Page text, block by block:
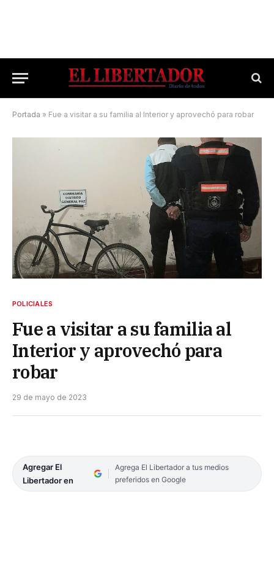
Portada » Fue a visitar a su familia al Interior y aprovechó para robar
POLICIALES
Fue a visitar a su familia al
Interior y aprovechó para
robar
29 de mayo de 2023
Agregar El
Libertador en
Agrega El Libertador a tus medios
preferidos en Google